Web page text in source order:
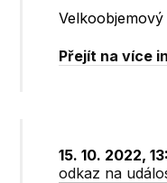
Přejít na více
15. 10. 2022,
odkaz na